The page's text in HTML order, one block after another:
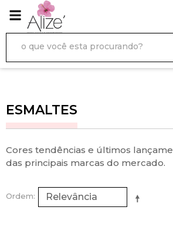
ESMALTES
Cores tendências e últimos
das principais marcas do mercado.
Ordem